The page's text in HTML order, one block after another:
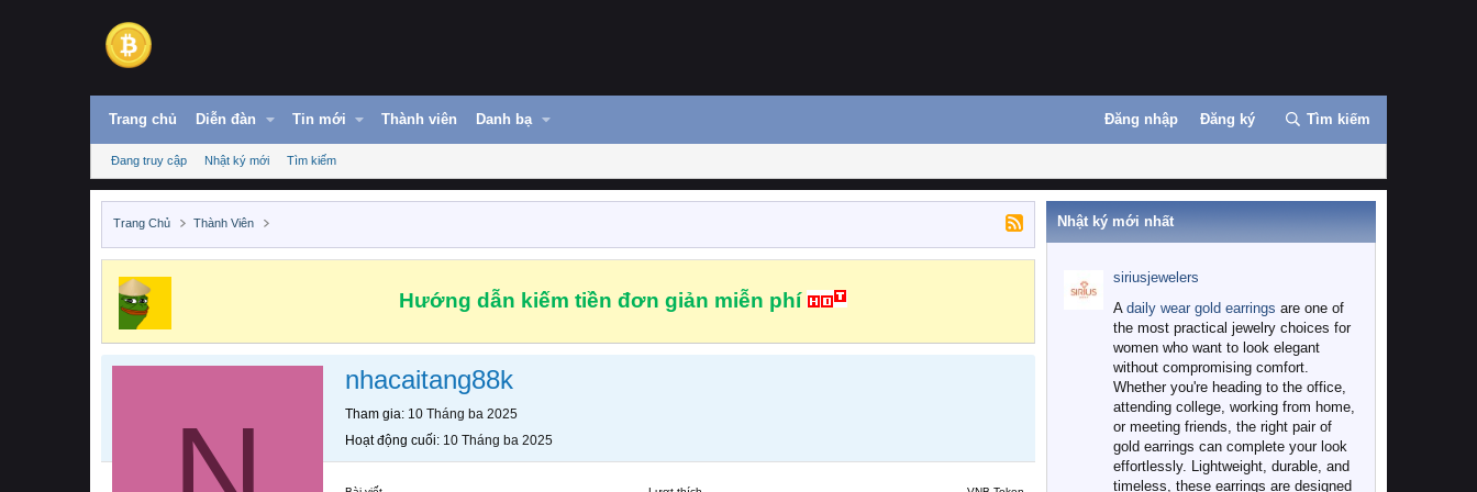
Trang chủ Diễn đàn Tin mới Thành viên Danh bạ Đăng nhập Đăng ký Tìm kiếm
Đang truy cập Nhật ký mới Tìm kiếm
Trang Chủ Thành Viên
Hướng dẫn kiếm tiền đơn giản miễn phí
nhacaitang88k
Tham gia 10 Tháng ba 2025
Hoạt động cuối 10 Tháng ba 2025
Nhật ký mới nhất
siriusjewelers
A daily wear gold earrings are one of
the most practical jewelry choices for
women who want to look elegant
without compromising comfort.
Whether you're heading to the office,
attending college, working from home,
or meeting friends, the right pair of
gold earrings can complete your look
effortlessly. Lightweight, durable, and
timeless, these earrings are designed